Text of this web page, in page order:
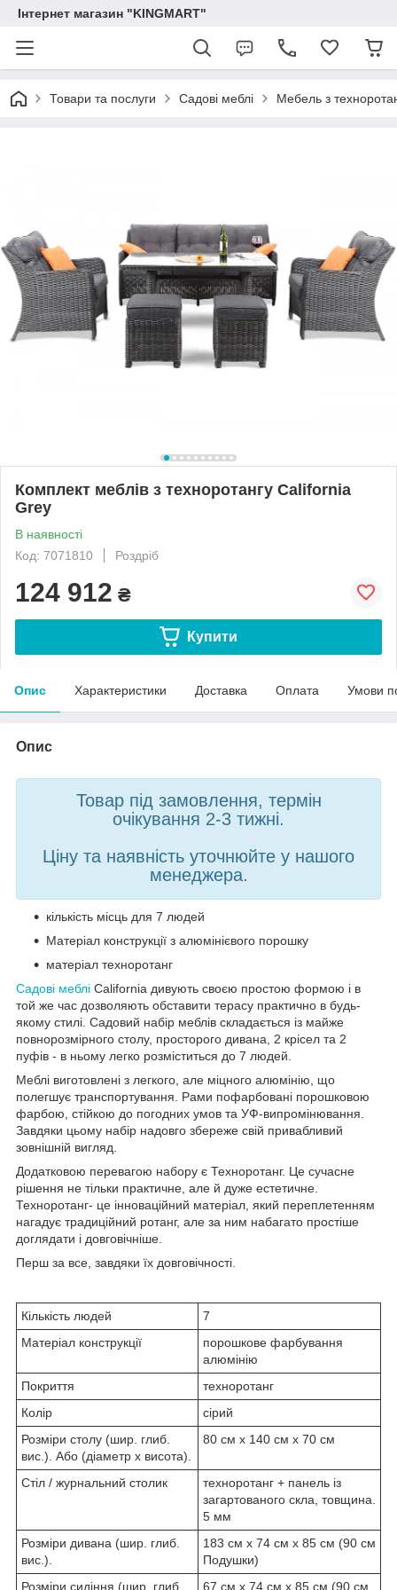
Інтернет магазин "KINGMART"
Товари та послуги Садові меблі Мебель з
Комплект меблів з техноротангу California
Grey
В наявності
Код: 7071810
Роздріб
124 912 ₴
Купити
Опис Характеристики Доставка Оплата Умови
Опис
Товар під замовлення, термін
очікування 2-3 тижні.
Ціну та наявність уточнюйте у нашого
менеджера.
кількість місць для 7 людей
Матеріал конструкції з алюмінієвого порошку
матеріал техноротанг
Садові меблі California дивують своєю простою формою і в
той же час дозволяють обставити терасу практично в будь-
якому стилі. Садовий набір меблів складається із майже
повнорозмірного столу, просторого дивана, 2 крісел та 2
пуфів - в ньому легко розміститься до 7 людей.
Меблі виготовлені з легкого, але міцного алюмінію, що
полегшує транспортування. Рами пофарбовані порошковою
фарбою, стійкою до погодних умов та УФ-випромінювання.
Завдяки цьому набір надовго збереже свій привабливий
зовнішній вигляд.
Додатковою перевагою набору є Техноротанг. Це сучасне
рішення не тільки практичне, але й дуже естетичне.
Техноротанг- це інноваційний матеріал, який переплетенням
нагадує традиційний ротанг, але за ним набагато простіше
доглядати і довговічніше.
Перш за все, завдяки їх довговічності.
Кількість людей
7
Матеріал конструкції
порошкове фарбування
алюмінію
Покриття
техноротанг
Колір
сірий
Розміри столу (шир. глиб.
вис.). Або (діаметр х висота).
80 см х 140 см х 70 см
Стіл / журнальний столик
техноротанг + панель із
загартованого скла, товщина.
5 мм
Розміри дивана (шир. глиб.
вис.).
183 см х 74 см х 85 см (90 см
Подушки)
Розміри сидіння (шир. глиб.
67 см х 74 см х 85 см (90 см